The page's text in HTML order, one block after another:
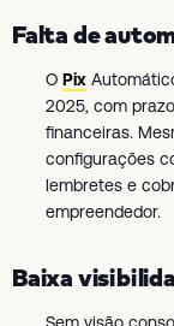
Falta de
O Pix
2025, com
financeiras.
configurações
lembretes e
empreendedor.
Baixa